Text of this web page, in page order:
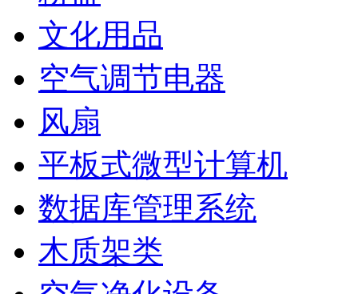
文化用品
空气调节电器
风扇
平板式微型计算机
数据库管理系统
木质架类